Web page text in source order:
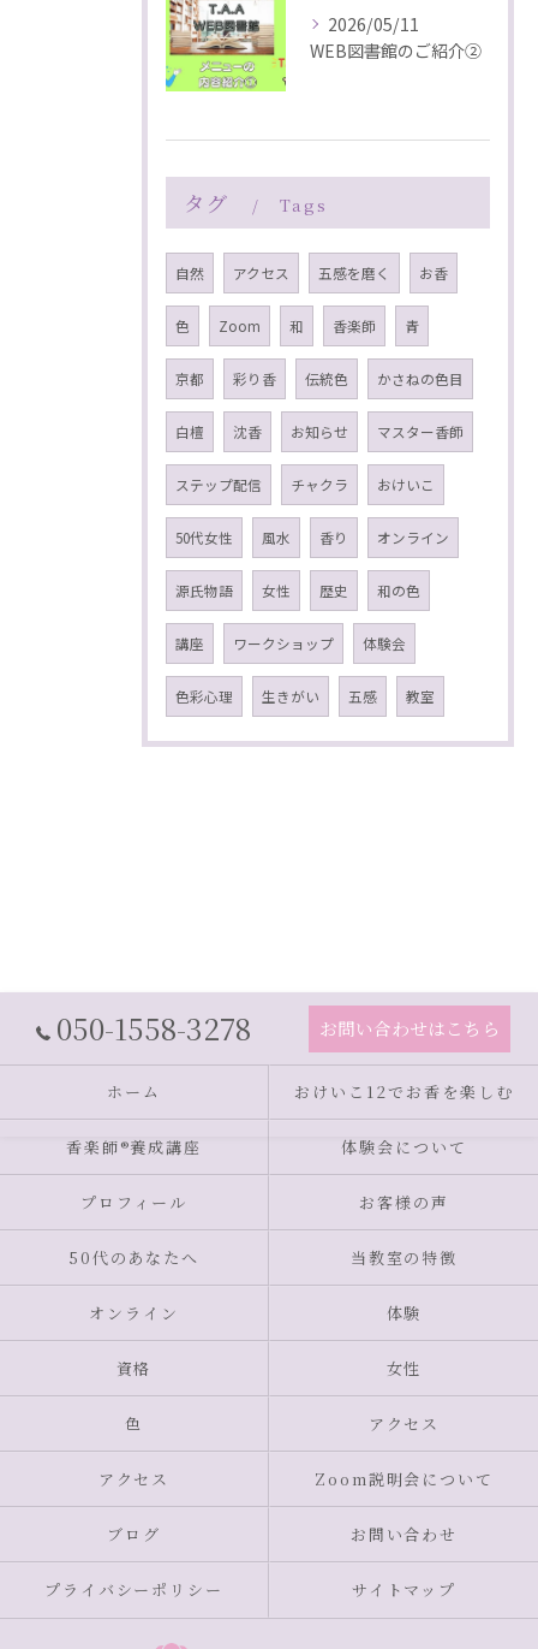
2026/05/11
WEB図書館のご紹介②
タグ Tags
自然 アクセス 五感を磨く お香
色 Zoom 和 香楽師 青
京都 彩り香 伝統色 かさねの色目
白檀 沈香 お知らせ マスター香師
ステップ配信 チャクラ おけいこ
50代女性 風水 香り オンライン
源氏物語 女性 歴史 和の色
講座 ワークショップ 体験会
色彩心理 生きがい 五感 教室
050-1558-3278 お問い合わせはこちら
ホーム おけいこ12でお香を楽しむ
香楽師®養成講座 体験会について
プロフィール お客様の声
50代のあなたへ 当教室の特徴
オンライン 体験
資格 女性
色 アクセス
アクセス Zoom説明会について
ブログ お問い合わせ
プライバシーポリシー サイトマップ